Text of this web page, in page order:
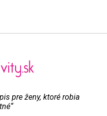
pre ženy, ktoré robia